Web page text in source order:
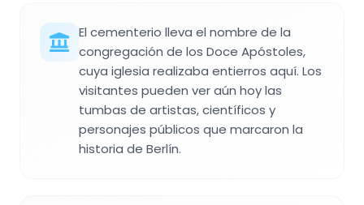
El cementerio lleva el nombre de la
congregación de los Doce Apóstoles,
cuya iglesia realizaba entierros aquí. Los
visitantes pueden ver aún hoy las
tumbas de artistas, científicos y
personajes públicos que marcaron la
historia de Berlín.